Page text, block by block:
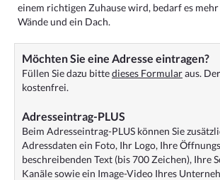
einem richtigen Zuhause wird, bedarf es
Wände und ein Dach.
Möchten Sie eine Adresse eintragen?
Füllen Sie dazu bittedieses Formularaus.
kostenfrei.
Adresseintrag-PLUS
Beim Adresseintrag-PLUS können Sie
Adressdaten ein Foto, Ihr Logo, Ihre
beschreibenden Text (bis 700 Zeichen), Ihre
Kanäle sowie ein Image-Video Ihres